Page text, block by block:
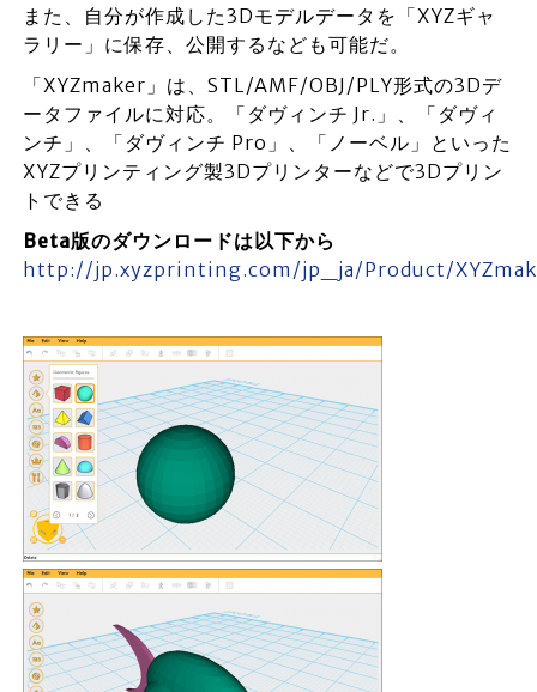
また、自分が作成した3Dモデルデータを「XYZギャ
ラリー」に保存、公開するなども可能だ。
「XYZmaker」は、STL/AMF/OBJ/PLY形式の3Dデ
ータファイルに対応。「ダヴィンチ Jr.」、「ダヴィ
ンチ」、「ダヴィンチ Pro」、「ノーベル」といった
XYZプリンティング製3Dプリンターなどで3Dプリン
トできる
Beta版のダウンロードは以下から
http://jp.xyzprinting.com/jp_ja/Product/